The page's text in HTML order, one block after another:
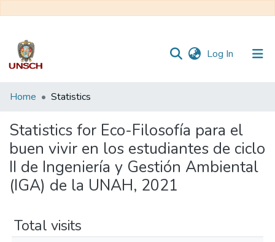
Log In (current)
Communities
Collections
All of DSpace
Home Statistics
Statistics for Eco-Filosofía para el
buen vivir en los estudiantes de ciclo
II de Ingeniería y Gestión Ambiental
(IGA) de la UNAH, 2021
Total visits